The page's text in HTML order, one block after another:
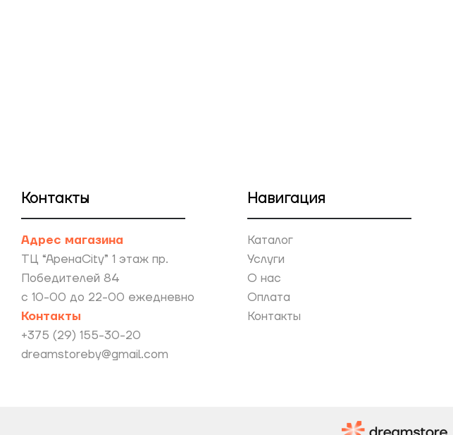
Контакты
Адрес магазина
ТЦ “АренаCity” 1 этаж пр.
Победителей 84
с 10-00 до 22-00 ежедневно
Контакты
+375 (29) 155-30-20
dreamstoreby@gmail.com
Навигация
Каталог
Услуги
О нас
Оплата
Контакты